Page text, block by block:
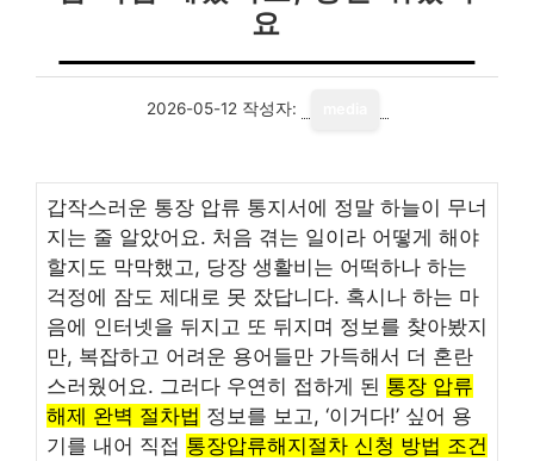
요
2026-05-12 작성자:
갑작스러운 통장 압류 통지서에 정말 하늘이 무너
지는 줄 알았어요. 처음 겪는 일이라 어떻게 해야
할지도 막막했고, 당장 생활비는 어떡하나 하는
걱정에 잠도 제대로 못 잤답니다. 혹시나 하는 마
음에 인터넷을 뒤지고 또 뒤지며 정보를 찾아봤지
만, 복잡하고 어려운 용어들만 가득해서 더 혼란
스러웠어요. 그러다 우연히 접하게 된 통장 압류
해제 완벽 절차법 정보를 보고, ‘이거다!’ 싶어 용
기를 내어 직접 통장압류해지절차 신청 방법 조건